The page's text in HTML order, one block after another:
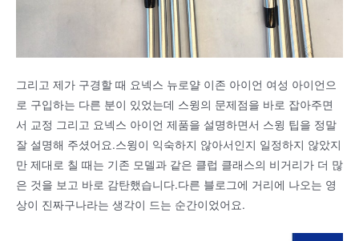
그리고 제가 구경할 때 요넥스 뉴로얄 이존 아이언 여성 아이언으
로 구입하는 다른 분이 있었는데 스윙의 문제점을 바로 잡아주면
서 교정 그리고 요넥스 아이언 제품을 설명하면서 스윙 팁을 정말
잘 설명해 주셨어요.스윙이 익숙하지 않아서인지 일정하지 않았지
만 제대로 칠 때는 기존 모델과 같은 클럽 클래스의 비거리가 더 많
은 것을 보고 바로 감탄했습니다.다른 블로그에 거리에 나오는 영
상이 진짜구나라는 생각이 드는 순간이었어요.